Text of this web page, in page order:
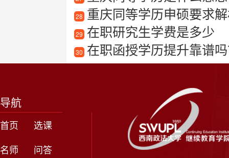
28 重庆同等学历申硕要求
29 在职研究生学费是多少
30 在职函授学历提升靠谱
导航
首页
选课
名师
问答